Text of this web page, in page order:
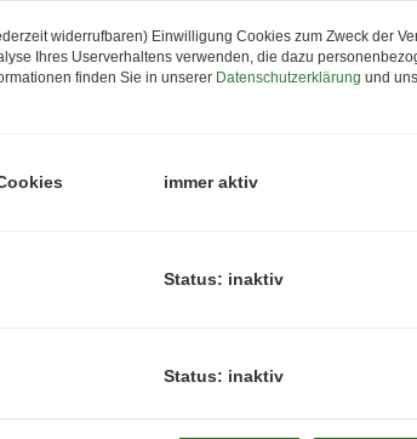
widerrufbaren) Einwilligung Cookies zum Zweck der
Ihres Userverhaltens verwenden, die dazu
finden Sie in unserer Datenschutzerklärung und
immer aktiv
Status: inaktiv
Status: inaktiv